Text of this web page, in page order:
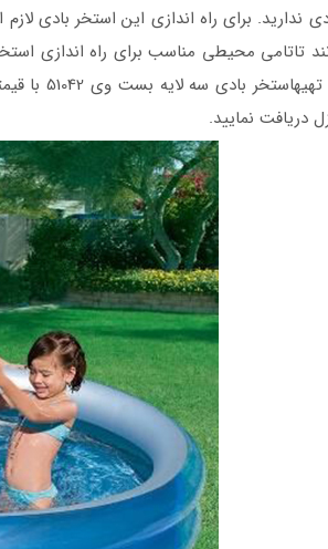
ندارید. برای راه اندازی این استخر بادی
تاتامی محیطی مناسب برای راه اندازی
51042 با قیمتی ارزان و کیفیت بی نظیر پس از مراجعه به سایت پول
دریافت نمایید.